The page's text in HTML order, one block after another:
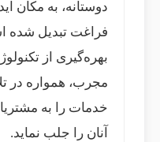
دوستانه، به مکان
فراغت تبدیل شده
بهره‌گیری از
مجرب، همواره در
خدمات را به
آنان را جلب نماید.